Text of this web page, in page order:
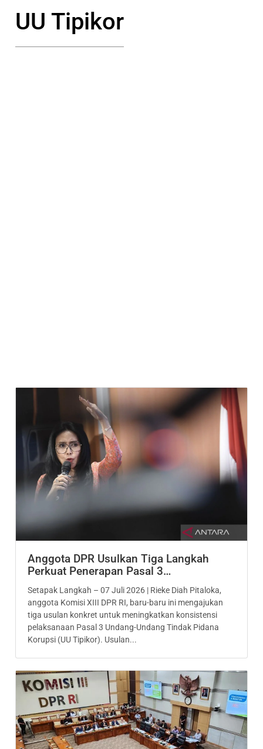
UU Tipikor
Anggota DPR Usulkan Tiga Langkah
Perkuat Penerapan Pasal 3…
Setapak Langkah – 07 Juli 2026 | Rieke Diah Pitaloka,
anggota Komisi XIII DPR RI, baru-baru ini mengajukan
tiga usulan konkret untuk meningkatkan konsistensi
pelaksanaan Pasal 3 Undang-Undang Tindak Pidana
Korupsi (UU Tipikor). Usulan...